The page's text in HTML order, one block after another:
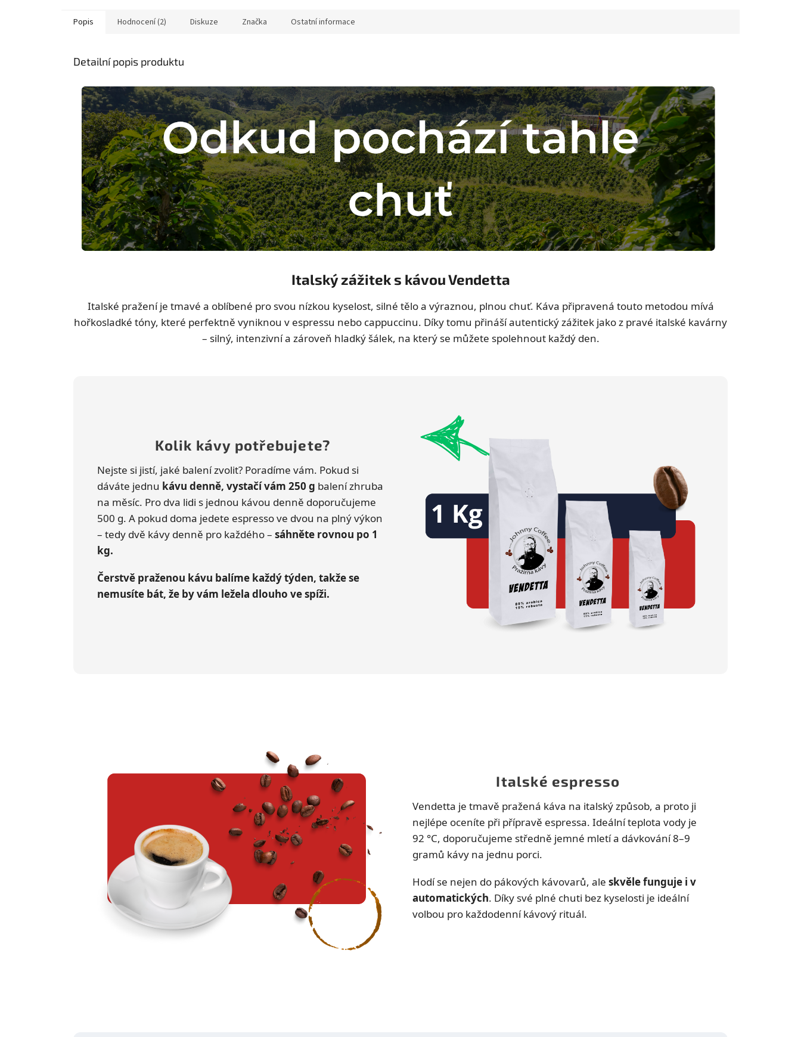
Popis Hodnocení (2) Diskuze Značka Ostatní informace
Detailní popis produktu
Italský zážitek s kávou Vendetta
Italské pražení je tmavé a oblíbené pro svou nízkou kyselost, silné tělo a výraznou, plnou chuť. Káva připravená touto metodou mívá
hořkosladké tóny, které perfektně vyniknou v espressu nebo cappuccinu. Díky tomu přináší autentický zážitek jako z pravé italské kavárny
– silný, intenzivní a zároveň hladký šálek, na který se můžete spolehnout každý den.
Kolik kávy potřebujete?
Nejste si jistí, jaké balení zvolit? Poradíme vám. Pokud si
dáváte jednu kávu denně, vystačí vám 250 g balení zhruba
na měsíc. Pro dva lidi s jednou kávou denně doporučujeme
500 g. A pokud doma jedete espresso ve dvou na plný výkon
– tedy dvě kávy denně pro každého – sáhněte rovnou po 1
kg.
Čerstvě praženou kávu balíme každý týden, takže se
nemusíte bát, že by vám ležela dlouho ve spíži.
Italské espresso
Vendetta je tmavě pražená káva na italský způsob, a proto ji
nejlépe oceníte při přípravě espressa. Ideální teplota vody je
92 °C, doporučujeme středně jemné mletí a dávkování 8–9
gramů kávy na jednu porci.
Hodí se nejen do pákových kávovarů, ale skvěle funguje i v
automatických. Díky své plné chuti bez kyselosti je ideální
volbou pro každodenní kávový rituál.